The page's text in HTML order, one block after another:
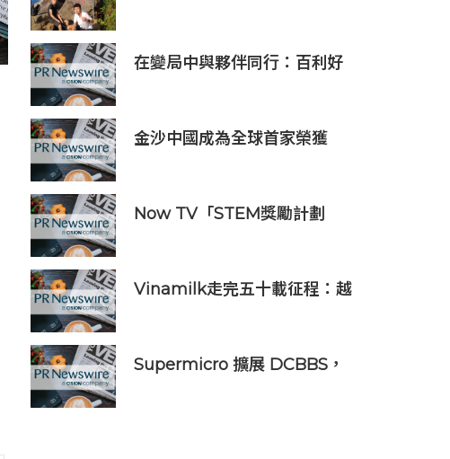
在變局中與夥伴同行：百利好
金沙中國成為全球首家榮獲
Now TV「STEM獎勵計劃
趣科學大探索》第二季及「長
隆小科學家大獎」
Vinamilk走完五十載征程：越
賀禮
Supermicro 擴展 DCBBS，